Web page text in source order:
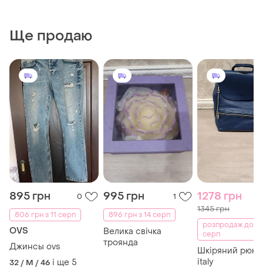
Ще продаю
895 грн
0
806 грн з 11 серп
OVS
Джинсы ovs
32 / M / 46 і ще 5
995 грн
1
896 грн з 14 серп
Велика свічка
троянда
1278 грн
1345 грн
розпродаж до 10
серп
Шкіряний
italy